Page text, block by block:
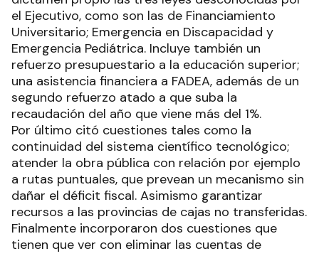
el Ejecutivo, como son las de Financiamiento
Universitario; Emergencia en Discapacidad y
Emergencia Pediátrica. Incluye también un
refuerzo presupuestario a la educación superior;
una asistencia financiera a FADEA, además de un
segundo refuerzo atado a que suba la
recaudación del año que viene más del 1%.
Por último citó cuestiones tales como la
continuidad del sistema científico tecnológico;
atender la obra pública con relación por ejemplo
a rutas puntuales, que prevean un mecanismo sin
dañar el déficit fiscal. Asimismo garantizar
recursos a las provincias de cajas no transferidas.
Finalmente incorporaron dos cuestiones que
tienen que ver con eliminar las cuentas de